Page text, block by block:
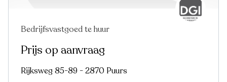
Bedrijfsvastgoed te huur
Prijs op aanvraag
Rijksweg 85-89 - 2870 Puurs